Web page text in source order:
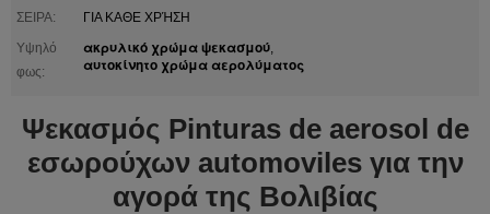
ΣΕΙΡΑ:
ΓΙΑ ΚΑΘΕ ΧΡΉΣΗ
Υψηλό
φως:
ακρυλικό χρώμα ψεκασμού,
αυτοκίνητο χρώμα αερολύματος
Ψεκασμός Pinturas de aerosol de
εσωρούχων automoviles για την
αγορά της Βολιβίας